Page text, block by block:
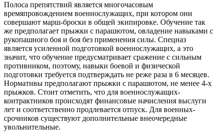
Полоса препятствий является многочасовым
времяпровождением военнослужащих, при котором они
совершают марш-броски в общей экипировке. Обучение так
же предполагает прыжки с парашютом, овладение навыками с
рукопашного боя и боя без применения силы. Спецназ
является усиленной подготовкой военнослужащих, а это
значит, что обучение предусматривает сражение с сильным
противником, поэтому, навыки боевой и физической
подготовки требуется подтверждать не реже раза в 6 месяцев.
Нормативы предполагают прыжки с парашютом, не менее 4-х
прыжков. Стоит отметить, что для военнослужащих-
контрактников происходят финансовые начисления выслуги
лет и соответственно продлевается отпуск. Для военных-
срочников существуют дополнительные внеочередные
увольнительные.